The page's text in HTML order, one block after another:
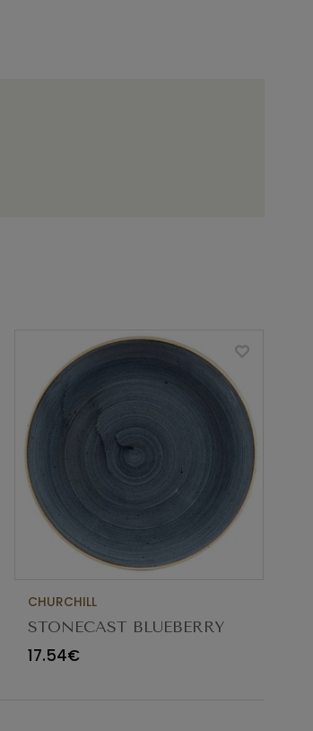
CHURCHILL
STONECAST BLUEBERRY
TAÇA 18.2CM
17.54€